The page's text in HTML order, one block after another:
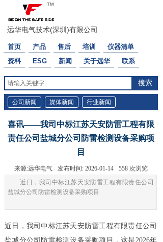
™
远华电气技术(深圳)有限公司
首页 产品 售后 培训
仪器清单
资料
ESG 新闻 关于远华 联系
搜索
公司新闻 媒体新闻 行业新闻
喜讯——我司中标江苏天安防雷工程有限
责任公司盐城分公司防雷检测设备采购项
目
来源:远华电气 发布时间: 2026-01-14 558 次浏览
近日，我司中标江苏天安防雷工程有限责任公司
盐城分公司防雷检测设备采购项目
近日，我司中标江苏天安防雷工程有限责任公司
盐城分公司防雷检测设备采购项目，这是2026年